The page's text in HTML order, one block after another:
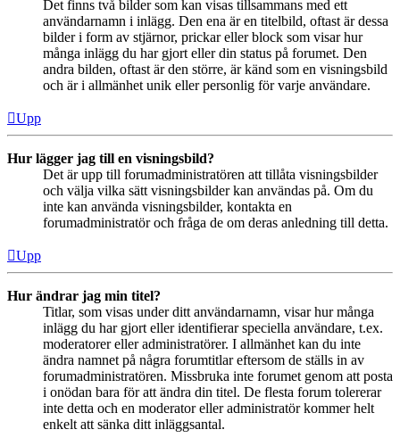
Det finns två bilder som kan visas tillsammans med ett
användarnamn i inlägg. Den ena är en titelbild, oftast är dessa
bilder i form av stjärnor, prickar eller block som visar hur
många inlägg du har gjort eller din status på forumet. Den
andra bilden, oftast är den större, är känd som en visningsbild
och är i allmänhet unik eller personlig för varje användare.
Upp
Hur lägger jag till en visningsbild?
Det är upp till forumadministratören att tillåta visningsbilder
och välja vilka sätt visningsbilder kan användas på. Om du
inte kan använda visningsbilder, kontakta en
forumadministratör och fråga de om deras anledning till detta.
Upp
Hur ändrar jag min titel?
Titlar, som visas under ditt användarnamn, visar hur många
inlägg du har gjort eller identifierar speciella användare, t.ex.
moderatorer eller administratörer. I allmänhet kan du inte
ändra namnet på några forumtitlar eftersom de ställs in av
forumadministratören. Missbruka inte forumet genom att posta
i onödan bara för att ändra din titel. De flesta forum tolererar
inte detta och en moderator eller administratör kommer helt
enkelt att sänka ditt inläggsantal.